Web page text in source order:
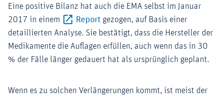
Eine positive Bilanz hat auch die EMA selbst im Januar
2017 in einem
Report Externer-Link (Öffnet im neuen
gezogen, auf Basis einer
detaillierten Analyse. Sie bestätigt, dass die Hersteller der
Medikamente die Auflagen erfüllen, auch wenn das in 30
% der Fälle länger gedauert hat als ursprünglich geplant.
Wenn es zu solchen Verlängerungen kommt, ist meist der